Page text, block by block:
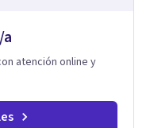
atención online y